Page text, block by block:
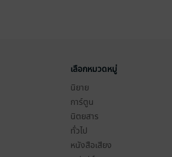
เลือกหมวดหมู่
นิยาย
การ์ตูน
นิตยสาร
ทั่วไป
หนังสือเสียง